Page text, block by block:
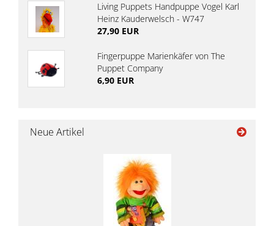
Living Puppets Handpuppe Vogel Karl
Heinz Kauderwelsch - W747
27,90 EUR
Fingerpuppe Marienkäfer von The
Puppet Company
6,90 EUR
Neue Artikel